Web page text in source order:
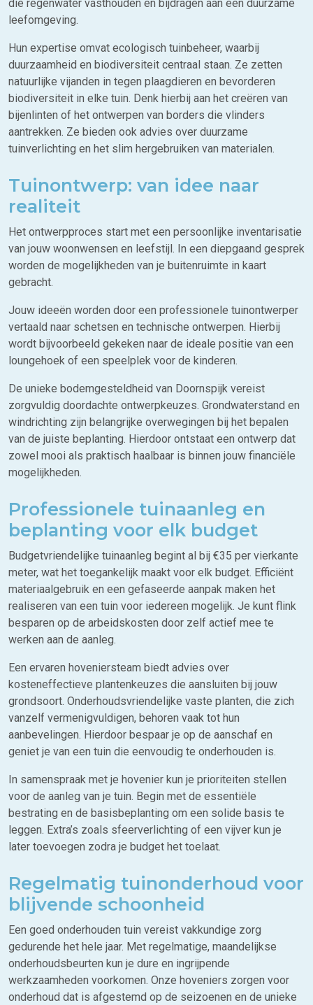
die regenwater vasthouden en bijdragen aan een duurzame
leefomgeving.
Hun expertise omvat ecologisch tuinbeheer, waarbij
duurzaamheid en biodiversiteit centraal staan. Ze zetten
natuurlijke vijanden in tegen plaagdieren en bevorderen
biodiversiteit in elke tuin. Denk hierbij aan het creëren van
bijenlinten of het ontwerpen van borders die vlinders
aantrekken. Ze bieden ook advies over duurzame
tuinverlichting en het slim hergebruiken van materialen.
Tuinontwerp: van idee naar
realiteit
Het ontwerpproces start met een persoonlijke inventarisatie
van jouw woonwensen en leefstijl. In een diepgaand gesprek
worden de mogelijkheden van je buitenruimte in kaart
gebracht.
Jouw ideeën worden door een professionele tuinontwerper
vertaald naar schetsen en technische ontwerpen. Hierbij
wordt bijvoorbeeld gekeken naar de ideale positie van een
loungehoek of een speelplek voor de kinderen.
De unieke bodemgesteldheid van Doornspijk vereist
zorgvuldig doordachte ontwerpkeuzes. Grondwaterstand en
windrichting zijn belangrijke overwegingen bij het bepalen
van de juiste beplanting. Hierdoor ontstaat een ontwerp dat
zowel mooi als praktisch haalbaar is binnen jouw financiële
mogelijkheden.
Professionele tuinaanleg en
beplanting voor elk budget
Budgetvriendelijke tuinaanleg begint al bij €35 per vierkante
meter, wat het toegankelijk maakt voor elk budget. Efficiënt
materiaalgebruik en een gefaseerde aanpak maken het
realiseren van een tuin voor iedereen mogelijk. Je kunt flink
besparen op de arbeidskosten door zelf actief mee te
werken aan de aanleg.
Een ervaren hoveniersteam biedt advies over
kosteneffectieve plantenkeuzes die aansluiten bij jouw
grondsoort. Onderhoudsvriendelijke vaste planten, die zich
vanzelf vermenigvuldigen, behoren vaak tot hun
aanbevelingen. Hierdoor bespaar je op de aanschaf en
geniet je van een tuin die eenvoudig te onderhouden is.
In samenspraak met je hovenier kun je prioriteiten stellen
voor de aanleg van je tuin. Begin met de essentiële
bestrating en de basisbeplanting om een solide basis te
leggen. Extra’s zoals sfeerverlichting of een vijver kun je
later toevoegen zodra je budget het toelaat.
Regelmatig tuinonderhoud voor
blijvende schoonheid
Een goed onderhouden tuin vereist vakkundige zorg
gedurende het hele jaar. Met regelmatige, maandelijkse
onderhoudsbeurten kun je dure en ingrijpende
werkzaamheden voorkomen. Onze hoveniers zorgen voor
onderhoud dat is afgestemd op de seizoenen en de unieke